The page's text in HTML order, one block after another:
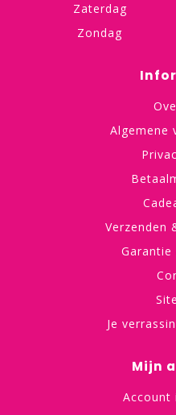
Zaterdag
Zondag
Algemene
Verzenden
Garantie
Je
Mijn
Account